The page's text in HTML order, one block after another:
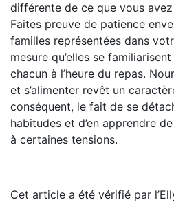
différente de ce que vous
Faites preuve de patience
familles représentées dans
mesure qu’elles se
chacun à l’heure du repas.
et s’alimenter revêt un
conséquent, le fait de se
habitudes et d’en apprendre
à certaines tensions.
Cet article a été vérifié par